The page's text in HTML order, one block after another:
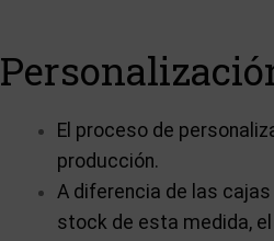
El proceso de
producción.
A diferencia de las
stock de esta medida,